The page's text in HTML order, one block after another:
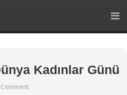
Kadınlar Günü